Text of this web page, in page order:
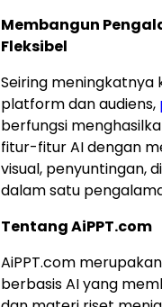
Membangun
Fleksibel
Seiring
platform dan audiens,
berfungsi
fitur-fitur AI dengan
visual, penyuntingan,
dalam satu
Tentang AiPPT.com
AiPPT.com merupakan
berbasis AI yang